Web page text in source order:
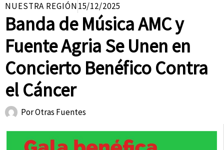
NUESTRA REGIÓN15/12/2025
Banda de Música AMC y
Fuente Agria Se Unen en
Concierto Benéfico Contra
el Cáncer
PorOtras Fuentes